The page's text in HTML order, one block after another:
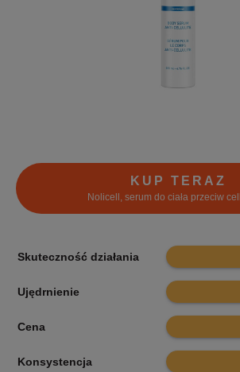
KUP TERAZ
Nolicell, serum do ciała przeciw
Skuteczność działania 9.3
Ujędrnienie 7.4
Cena 6.7
Konsystencja 7.9